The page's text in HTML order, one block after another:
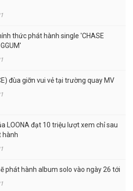
thức phát hành single 'CHASE
đùa giỡn vui vẻ tại trường quay MV
LOONA đạt 10 triệu lượt xem chỉ sau
hành
phát hành album solo vào ngày 26 tới